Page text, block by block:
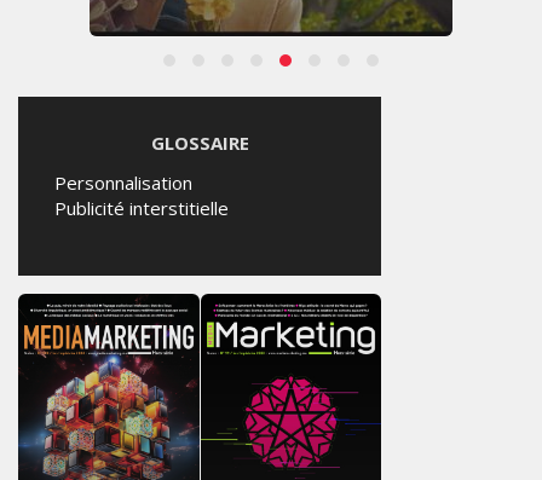
GLOSSAIRE
Personnalisation
Publicité interstitielle